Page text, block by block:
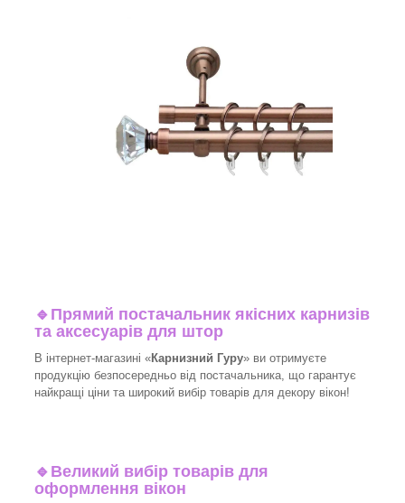
🔹 Прямий постачальник якісних карнизів
та аксесуарів для штор
В інтернет-магазині «Карнизний Гуру» ви отримуєте
продукцію безпосередньо від постачальника, що гарантує
найкращі ціни та широкий вибір товарів для декору вікон!​
🔹 Великий вибір товарів для
оформлення вікон